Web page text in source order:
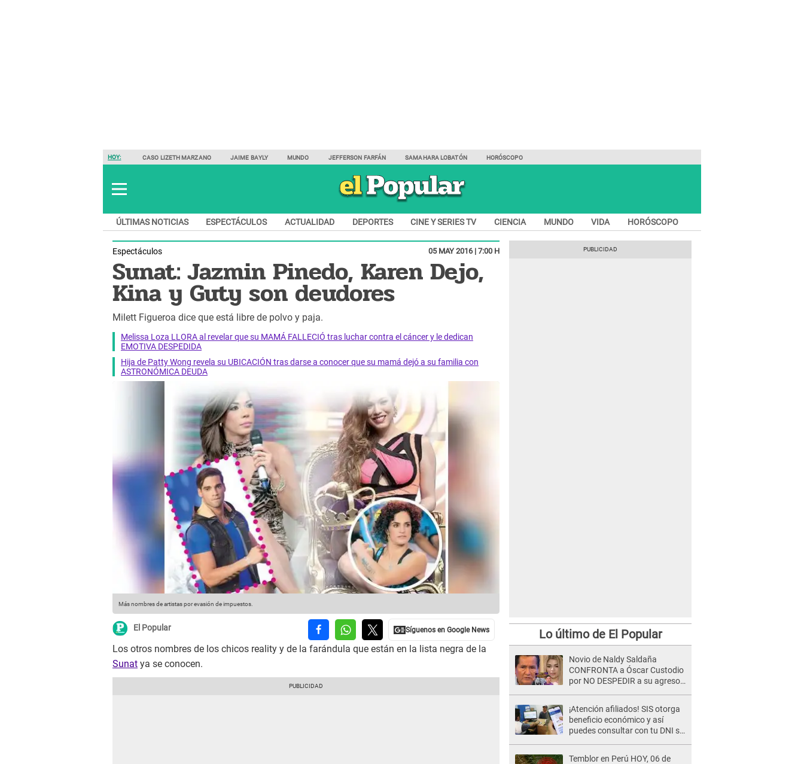
HOY: CASO LIZETH MARZANO JAIME BAYLY MUNDO JEFFERSON FARFÁN SAMAHARA LOBATÓN HORÓSCOPO
ÚLTIMAS NOTICIAS ESPECTÁCULOS ACTUALIDAD DEPORTES CINE Y SERIES TV CIENCIA MUNDO VIDA HORÓSCOPO
Espectáculos 05 MAY 2016 | 7:00 H
Sunat: Jazmin Pinedo, Karen Dejo,
Kina y Guty son deudores
Milett Figueroa dice que está libre de polvo y paja.
Melissa Loza LLORA al revelar que su MAMÁ FALLECIÓ tras luchar contra el cáncer y le dedican
EMOTIVA DESPEDIDA
Hija de Patty Wong revela su UBICACIÓN tras darse a conocer que su mamá dejó a su familia con
ASTRONÓMICA DEUDA
Más nombres de artistas por evasión de impuestos.
El Popular
Los otros nombres de los chicos reality y de la farándula que están en la lista negra de la
Sunat ya se conocen.
Lo último de El Popular
Novio de Naldy Saldaña
CONFRONTA a Óscar Custodio
por NO DESPEDIR a su agresor
¡Atención afiliados! SIS otorga
beneficio económico y así
puedes consultar con tu DNI si
Temblor en Perú HOY, 06 de